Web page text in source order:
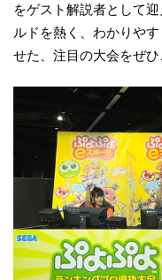
をゲスト解説者として
ルドを熱く、わかりや
せた、注目の大会をぜひ